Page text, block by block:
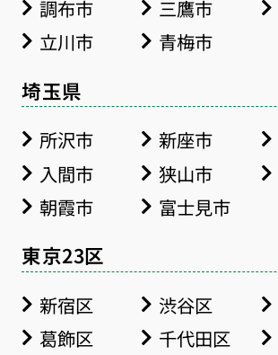
調布市
三鷹市
立川市
青梅市
埼玉県
所沢市 新座市
入間市
狭山市
朝霞市
富士見市
東京23区
新宿区 渋谷区
葛飾区
千代田区